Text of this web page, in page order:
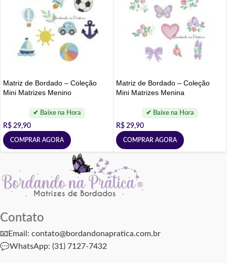
Matriz de Bordado – Coleção
Mini Matrizes Menino
R$ 29,90
COMPRAR AGORA
Matriz de Bordado – Coleção
Mini Matrizes Menina
R$ 29,90
COMPRAR AGORA
Contato
📧Email: contato@bordandonapratica.com.br
💬WhatsApp: (31) 7127-7432